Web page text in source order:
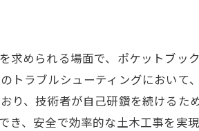
求められる場面で、ポケットブッ
トラブルシューティングにおいて
り、技術者が自己研鑽を続けるた
き、安全で効率的な土木工事を実